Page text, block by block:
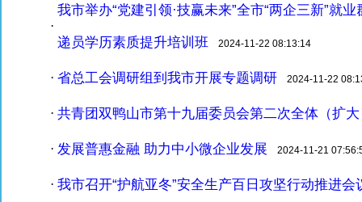
·
我市举办“党建引领·技赢未来”全市“两企三新”就
递员学历素质提升培训班 2024-11-22 08:13:14
· 省总工会调研组到我市开展专题调研 2024-11-22
· 共青团双鸭山市第十九届委员会第二次全体（扩
· 发展普惠金融 助力中小微企业发展 2024-11-21
· 我市召开“护航亚冬”安全生产百日攻坚行动推进会